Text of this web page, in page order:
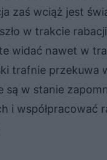
zaś wciąż jest
w trakcie
widać nawet w
trafnie przekuwa
są w stanie
i współpracować